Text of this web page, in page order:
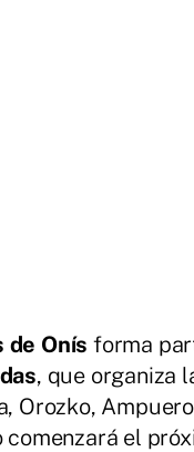
de Onís forma
, que organiza
Orozko,
el